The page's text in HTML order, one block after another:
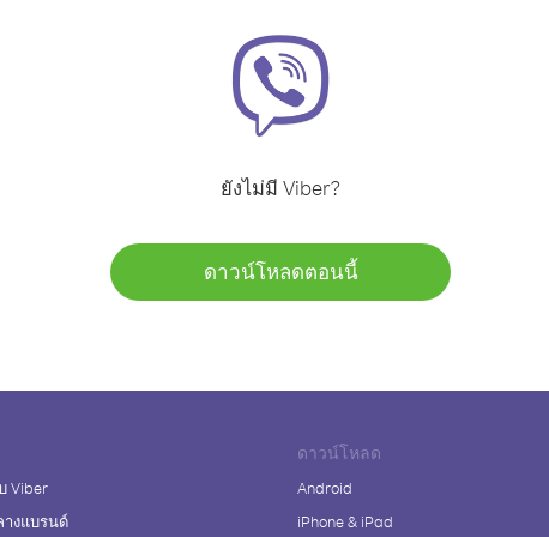
ยังไม่มี Viber?
ดาวน์โหลดตอนนี้
Viber
งแบรนด์
ดาวน์โหลด
Android
iPhone & iPad